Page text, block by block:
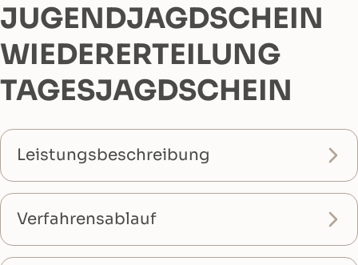
JUGENDJAGDSCHEIN
WIEDERERTEILUNG
TAGESJAGDSCHEIN
Leistungsbeschreibung
Verfahrensablauf